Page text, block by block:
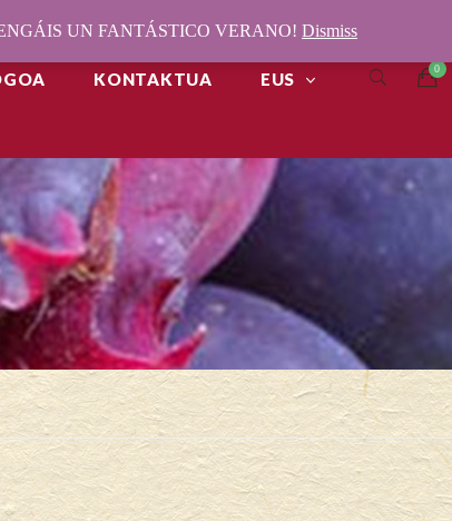
KONTAKTUA EUS
UN FANTÁSTICO VERANO! Dismiss